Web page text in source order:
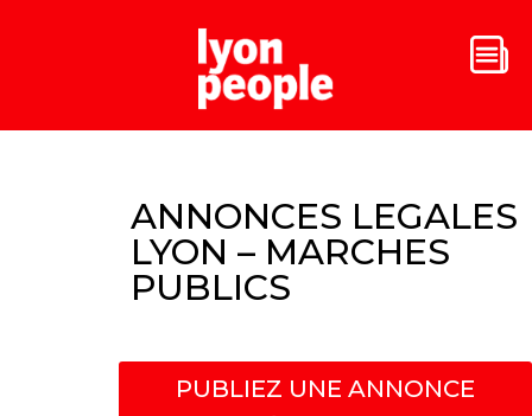
ANNONCES LEGALES
LYON – MARCHES
PUBLICS
PUBLIEZ UNE ANNONCE